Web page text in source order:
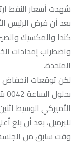
شهدت أسعار النفط
بعد أن فرض الرئيس
كندا والمكسيك
واضطراب إمدادات
المتحدة.
لكن توقعات
وقت سابق من